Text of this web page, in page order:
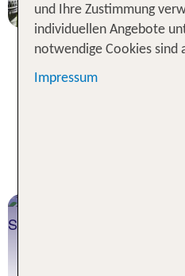
und Ihre Zustimmung
individuellen Angebote
notwendige Cookies sind
Impressum